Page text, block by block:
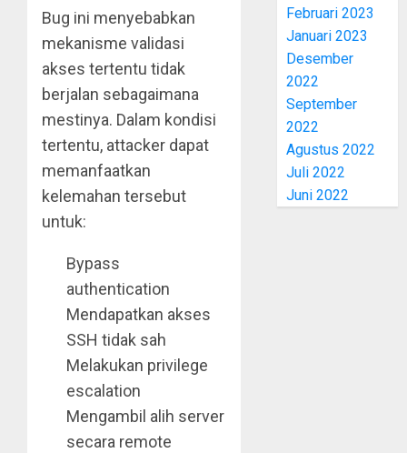
Bug ini menyebabkan
mekanisme validasi
akses tertentu tidak
berjalan sebagaimana
mestinya. Dalam kondisi
tertentu, attacker dapat
memanfaatkan
kelemahan tersebut
untuk:
Bypass
authentication
Mendapatkan akses
SSH tidak sah
Melakukan privilege
escalation
Mengambil alih server
secara remote
Februari 2023
Januari 2023
Desember
2022
September
2022
Agustus 2022
Juli 2022
Juni 2022